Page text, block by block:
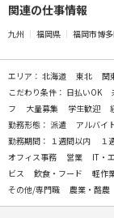
関連の仕事情報
九州 福岡県 福岡市博
エリア： 北海道 東北 関
こだわり条件： 日払いOK
フ
大量募集 学生歓迎
勤務形態： 派遣 アルバイ
勤務期間： １週間以内 １
オフィス事務
営業 IT・
ビス
飲食・フード 軽作
その他/専門職
農業・酪農